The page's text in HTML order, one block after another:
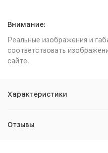
Внимание:
Реальные изображения и
соответствовать
сайте.
Характеристики
Отзывы